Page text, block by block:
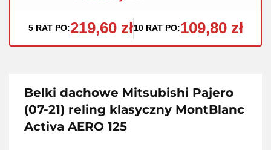
5 RAT PO:219,60 zł10 RAT PO:109,80 zł
Belki dachowe Mitsubishi Pajero
(07-21) reling klasyczny MontBlanc
Activa AERO 125